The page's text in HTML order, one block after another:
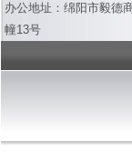
办公地址：绵阳市毅德
幢13号